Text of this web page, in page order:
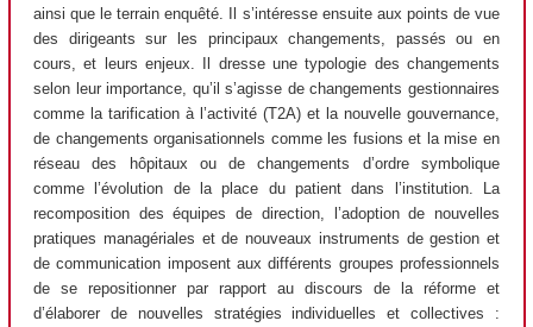
ainsi que le terrain enquêté. Il s’intéresse ensuite aux points de vue
des dirigeants sur les principaux changements, passés ou en
cours, et leurs enjeux. Il dresse une typologie des changements
selon leur importance, qu’il s’agisse de changements gestionnaires
comme la tarification à l’activité (T2A) et la nouvelle gouvernance,
de changements organisationnels comme les fusions et la mise en
réseau des hôpitaux ou de changements d’ordre symbolique
comme l’évolution de la place du patient dans l’institution. La
recomposition des équipes de direction, l’adoption de nouvelles
pratiques managériales et de nouveaux instruments de gestion et
de communication imposent aux différents groupes professionnels
de se repositionner par rapport au discours de la réforme et
d’élaborer de nouvelles stratégies individuelles et collectives :